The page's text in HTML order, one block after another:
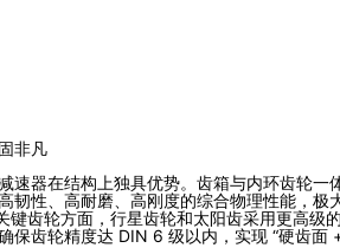
非凡
速器在结构上独具优势。齿箱与内环齿轮
韧性、高耐磨、高刚度的综合物理性能，
键齿轮方面，行星齿轮和太阳齿采用更高级
保齿轮精度达 DIN 6 级以内，实现 “硬齿面